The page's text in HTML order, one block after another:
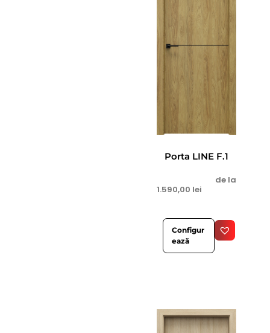
Porta LINE F.1
de la
1.590,00 lei
Configur
ează